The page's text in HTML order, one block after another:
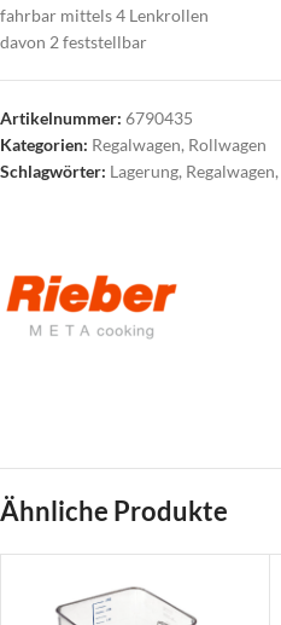
fahrbar mittels 4 Lenkrollen
davon 2 feststellbar
Artikelnummer: 6790435
Kategorien: Regalwagen, Rollwagen
Schlagwörter: Lagerung, Regalwagen,
Ähnliche Produkte